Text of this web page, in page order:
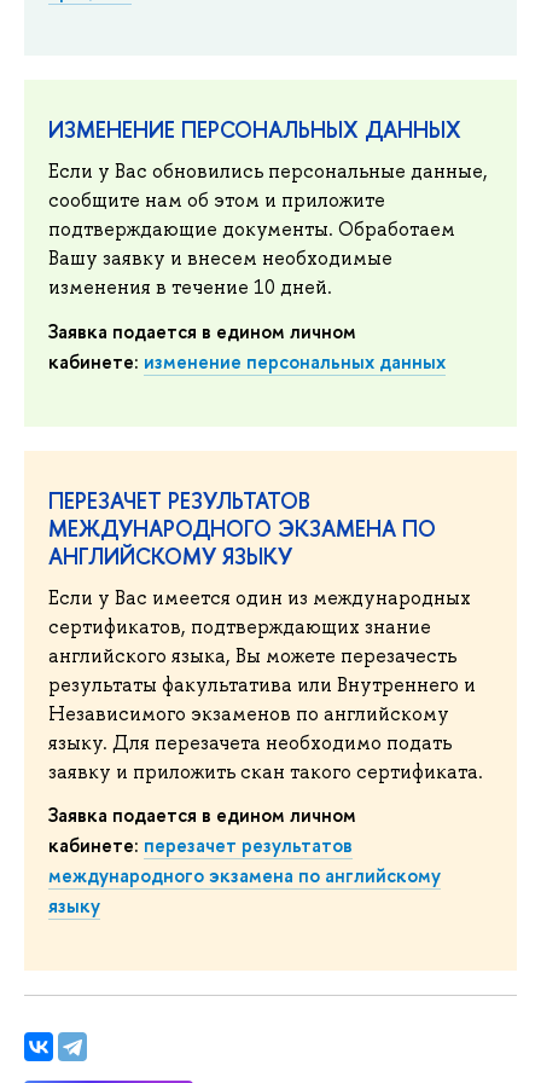
ИЗМЕНЕНИЕ ПЕРСОНАЛЬНЫХ ДАННЫХ
Если у Вас обновились персональные данные,
сообщите нам об этом и приложите
подтверждающие документы. Обработаем
Вашу заявку и внесем необходимые
изменения в течение 10 дней.
Заявка подается в едином личном
кабинете: изменение персональных данных
ПЕРЕЗАЧЕТ РЕЗУЛЬТАТОВ
МЕЖДУНАРОДНОГО ЭКЗАМЕНА ПО
АНГЛИЙСКОМУ ЯЗЫКУ
Если у Вас имеется один из международных
сертификатов, подтверждающих знание
английского языка, Вы можете перезачесть
результаты факультатива или Внутреннего и
Независимого экзаменов по английскому
языку. Для перезачета необходимо подать
заявку и приложить скан такого сертификата.
Заявка подается в едином личном
кабинете: перезачет результатов
международного экзамена по английскому
языку